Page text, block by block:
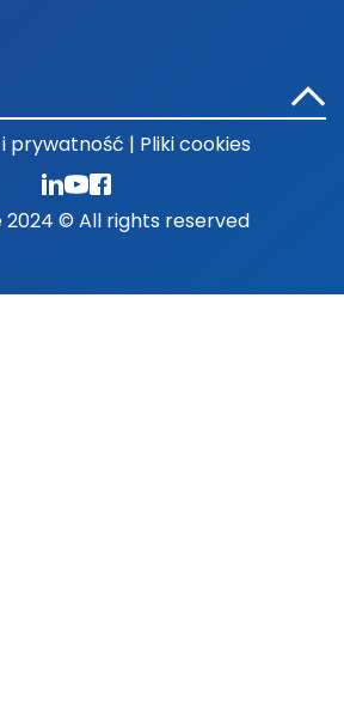
prywatność | Pliki cookies
2024 © All rights reserved